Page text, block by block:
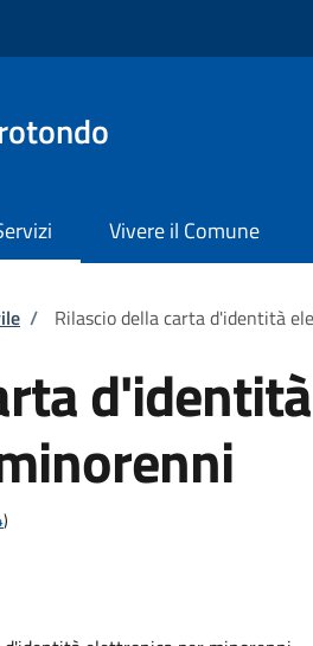
Vivere il Comune
/ Rilascio della carta d'identità
d'identità
)